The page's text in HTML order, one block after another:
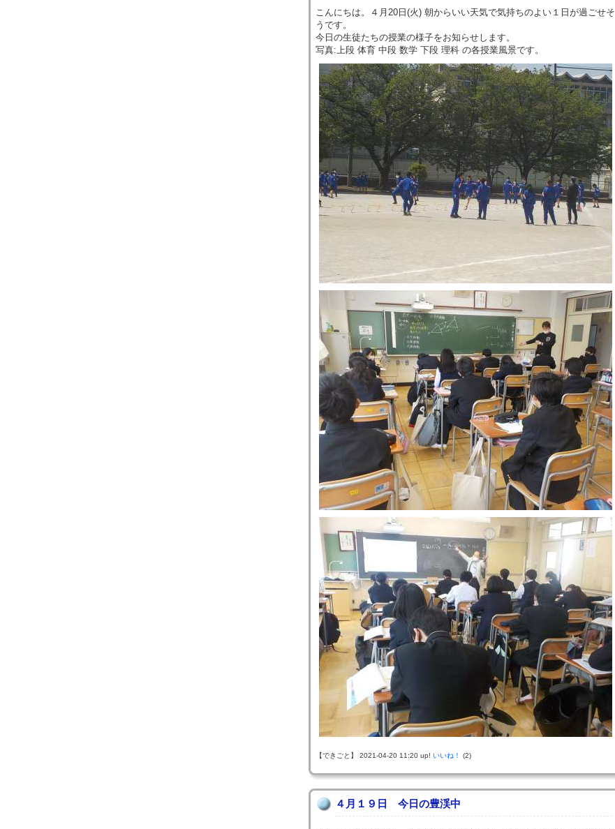
こんにちは。４月20日(火) 朝からいい天気で気持ちのよい１日が過ごせそ
うです。
今日の生徒たちの授業の様子をお知らせします。
写真:上段 体育 中段 数学 下段 理科 の各授業風景です。
【できごと】 2021-04-20 11:20 up! いいね！ (2)
４月１９日 今日の豊渓中